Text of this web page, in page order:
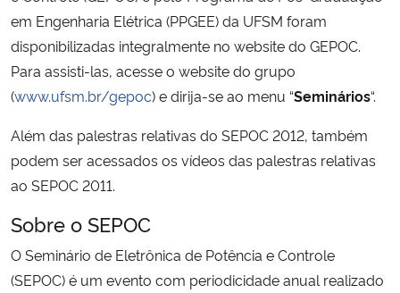
Ministério do Turismo
Ministério do Desenvolvimento Regional
Controladoria-Geral da União
Ministério da Mulher, da Família e dos Direitos Humanos
Secretaria-Geral
Secretaria de Governo
em Engenharia Elétrica (PPGEE) da UFSM foram
disponibilizadas integralmente no website do GEPOC.
Para assisti-las, acesse o website do grupo
(www.ufsm.br/gepoc) e dirija-se ao menu “Seminários“.
Além das palestras relativas do SEPOC 2012, também
podem ser acessados os vídeos das palestras relativas
ao SEPOC 2011.
Sobre o SEPOC
O Seminário de Eletrônica de Potência e Controle
(SEPOC) é um evento com periodicidade anual realizado